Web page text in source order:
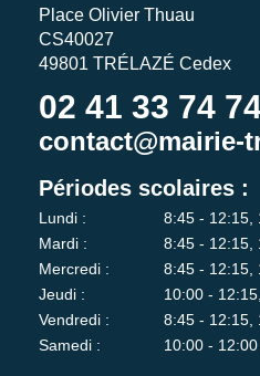
Place Olivier Thuau
CS40027
49801 TRÉLAZÉ Cedex
02 41 33 74
contact@mairie-
Périodes scolaires :
Lundi :
8:45 - 12:15,
Mardi :
8:45 - 12:15,
Mercredi :
8:45 - 12:15,
Jeudi :
10:00 -
Vendredi :
8:45 - 12:15,
Samedi :
10:00 -